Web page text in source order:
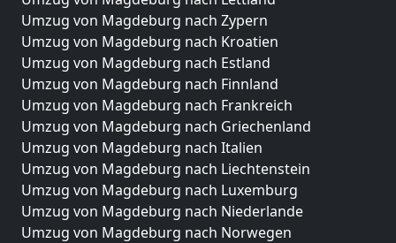
Umzug von Magdeburg nach Zypern
Umzug von Magdeburg nach Kroatien
Umzug von Magdeburg nach Estland
Umzug von Magdeburg nach Finnland
Umzug von Magdeburg nach Frankreich
Umzug von Magdeburg nach Griechenland
Umzug von Magdeburg nach Italien
Umzug von Magdeburg nach Liechtenstein
Umzug von Magdeburg nach Luxemburg
Umzug von Magdeburg nach Niederlande
Umzug von Magdeburg nach Norwegen